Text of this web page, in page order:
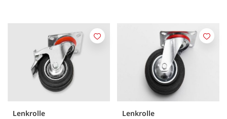
Lenkrolle
Merken
Lenkrolle